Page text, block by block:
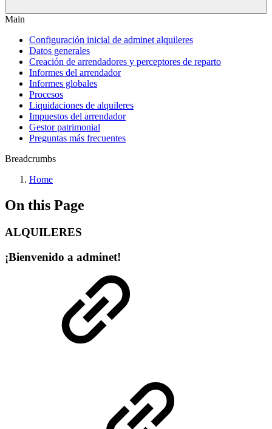
Main
Configuración inicial de adminet alquileres
Datos generales
Creación de arrendadores y perceptores de reparto
Informes del arrendador
Informes globales
Procesos
Liquidaciones de alquileres
Impuestos del arrendador
Gestor patrimonial
Preguntas más frecuentes
Breadcrumbs
Home
On this Page
ALQUILERES
¡Bienvenido a adminet!